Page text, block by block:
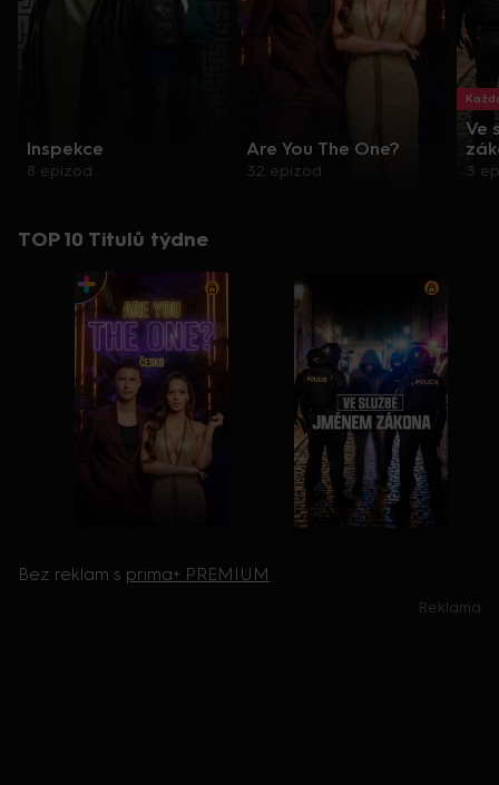
Inspekce
8 epizod
Are You The One?
32 epizod
Ve
3
TOP 10 Titulů týdne
Bez reklam s prima+ PREMIUM
Reklama